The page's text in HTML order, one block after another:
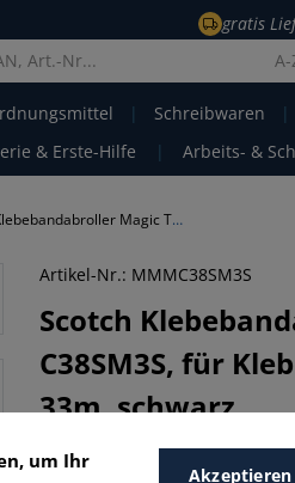
gratis
A-
| Schreibwaren
|
& Erste-Hilfe | Arbeits- &
Scotch Klebebandabroller Magic Tape C38SM3S, für Klebebänder bis 19mm x 33m, schwarz
Artikel-Nr.: MMMC38SM3S
Scotch
C38SM3S, für
33m, schwarz
1 Bewertungen|
Scotch Magic Tape C38SM3S
um Ihr